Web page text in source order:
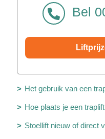
Bel
Het gebruik van een
Hoe plaats je een
Stoellift nieuw of direct